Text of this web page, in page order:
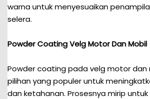
warna untuk menyesuaikan
selera.
Powder Coating Velg Motor Dan Mobil
Powder coating pada velg motor dan
pilihan yang populer untuk
dan ketahanan. Prosesnya mirip